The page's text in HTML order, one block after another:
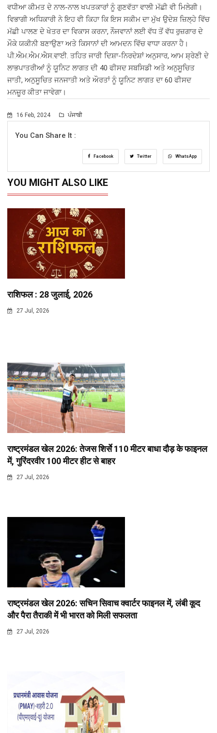
ਵਧੀਆ ਕੀਮਤ ਦੇ ਨਾਲ-ਨਾਲ ਖਪਤਕਾਰਾਂ ਨੂੰ ਗੁਣਵੱਤਾ ਵਾਲੀ ਮੱਛੀ ਵੀ ਮਿਲੇਗੀ।
ਵਿਭਾਗੀ ਅਧਿਕਾਰੀ ਨੇ ਇਹ ਵੀ ਕਿਹਾ ਕਿ ਇਸ ਸਕੀਮ ਦਾ ਮੁੱਖ ਉਦੇਸ਼ ਜ਼ਿਲ੍ਹੇ ਵਿੱਚ
ਮੱਛੀ ਪਾਲਣ ਦੇ ਖੇਤਰ ਦਾ ਵਿਕਾਸ ਕਰਨਾ, ਨੌਜਵਾਨਾਂ ਲਈ ਵੱਧ ਤੋਂ ਵੱਧ ਰੁਜ਼ਗਾਰ ਦੇ
ਮੌਕੇ ਯਕੀਨੀ ਬਣਾਉਣਾ ਅਤੇ ਕਿਸਾਨਾਂ ਦੀ ਆਮਦਨ ਵਿੱਚ ਵਾਧਾ ਕਰਨਾ ਹੈ।
ਪੀ.ਐਮ.ਐਮ.ਐਸ.ਵਾਈ. ਤਹਿਤ ਜਾਰੀ ਦਿਸ਼ਾ-ਨਿਰਦੇਸ਼ਾਂ ਅਨੁਸਾਰ, ਆਮ ਸ਼੍ਰੇਣੀ ਦੇ
ਲਾਭਪਾਤਰੀਆਂ ਨੂੰ ਯੂਨਿਟ ਲਾਗਤ ਦੀ 40 ਫੀਸਦ ਸਬਸਿਡੀ ਅਤੇ ਅਨੁਸੂਚਿਤ
ਜਾਤੀ, ਅਨੁਸੂਚਿਤ ਜਨਜਾਤੀ ਅਤੇ ਔਰਤਾਂ ਨੂੰ ਯੂਨਿਟ ਲਾਗਤ ਦਾ 60 ਫੀਸਦ
ਮਨਜ਼ੂਰ ਕੀਤਾ ਜਾਵੇਗਾ।
16 Feb, 2024 ਪੰਜਾਬੀ
You Can Share It :
Facebook Twitter WhatsApp
YOU MIGHT ALSO LIKE
राशिफल : 28 जुलाई, 2026
27 Jul, 2026
राष्ट्रमंडल खेल 2026: तेजस शिर्से 110 मीटर बाधा दौड़ के फाइनल
में, गुरिंदरवीर 100 मीटर हीट से बाहर
27 Jul, 2026
राष्ट्रमंडल खेल 2026: सचिन सिवाच क्वार्टर फाइनल में, लंबी कूद
और पैरा तैराकी में भी भारत को मिली सफलता
27 Jul, 2026